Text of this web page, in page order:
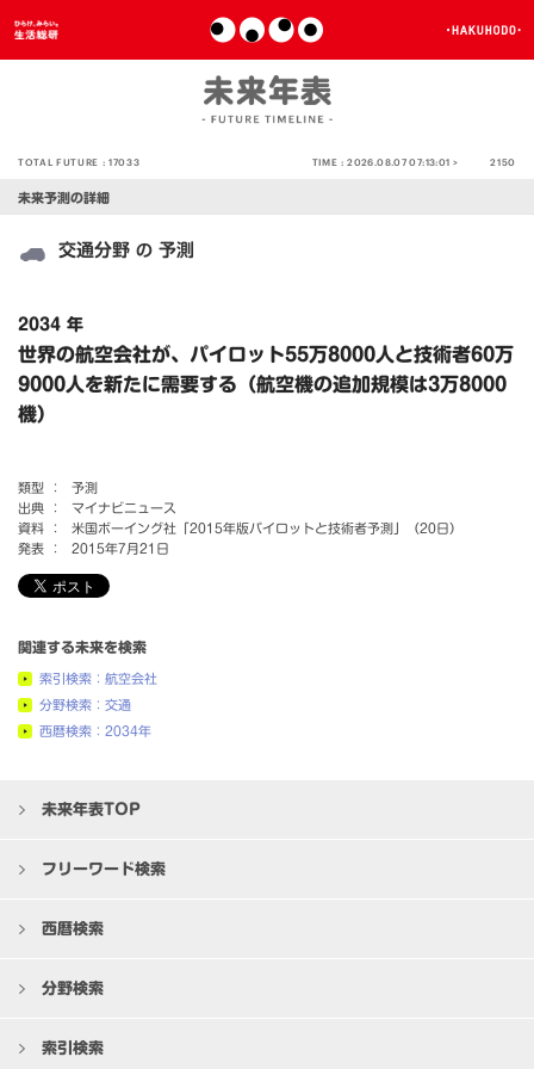
TOTAL FUTURE :17033 TIME :2026.08.07 07:13:01 > 2150
未来予測の詳細
交通分野 の 予測
2034 年
世界の航空会社が、パイロット55万8000人と技術者60万
9000人を新たに需要する（航空機の追加規模は3万8000
機）
類型 ：
予測
出典 ：
マイナビニュース
資料 ：
米国ボーイング社「2015年版パイロットと技術者予測」（20日）
発表 ：
2015年7月21日
関連する未来を検索
索引検索：航空会社
分野検索：交通
西暦検索：2034年
未来年表TOP
フリーワード検索
西暦検索
分野検索
索引検索